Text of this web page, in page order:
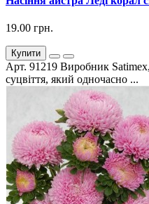
19.00 грн.
Купити
Арт. 91219 Виробник
суцвіття, який одночасно ...